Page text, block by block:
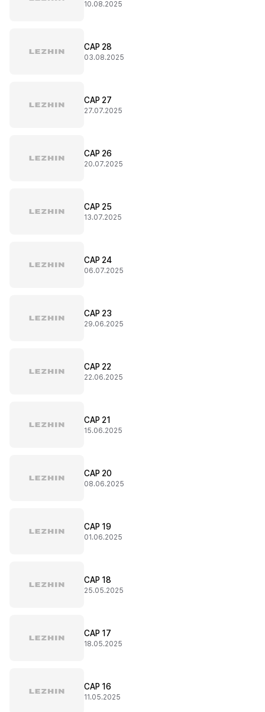
10.08.2025
CAP 28
03.08.2025
CAP 27
27.07.2025
CAP 26
20.07.2025
CAP 25
13.07.2025
CAP 24
06.07.2025
CAP 23
29.06.2025
CAP 22
22.06.2025
CAP 21
15.06.2025
CAP 20
08.06.2025
CAP 19
01.06.2025
CAP 18
25.05.2025
CAP 17
18.05.2025
CAP 16
11.05.2025